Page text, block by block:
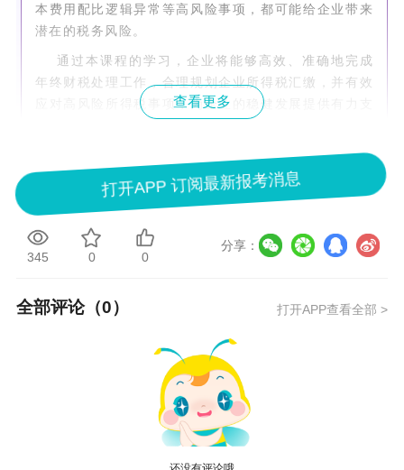
本费用配比逻辑异常等高风险事项，都可能给企业带来
潜在的税务风险。
通过本课程的学习，企业将能够高效、准确地完成
年终财税处理工作，合理规划企业所得税汇缴，并有效
应对高风险所得税事项，为企业的稳健发展提供有力支
受益对象
企业财务总监、财务经理、财务主管、财务职能
部门等相关人员
课程收益
掌握年终财税处理的关键要点：帮助学员掌握正确的
会计处理方法，确保财务报表的真实性和准确性。
提升企业所得税汇缴规划能力：有效降低企业所得税
负担，并提高资金使用效率。
查看更多
打开APP 订阅最新报考消息
345 0 0
分享：
全部评论（0） 打开APP查看全部 >